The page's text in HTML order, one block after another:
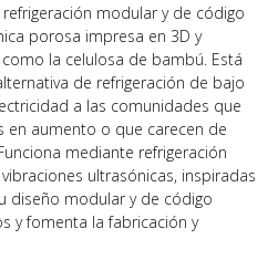
modular y de código
porosa impresa en 3D y
la celulosa de bambú. Está
de refrigeración de bajo
a las comunidades que
en aumento o que carecen de
mediante refrigeración
ultrasónicas, inspiradas
diseño modular y de código
y fomenta la fabricación y